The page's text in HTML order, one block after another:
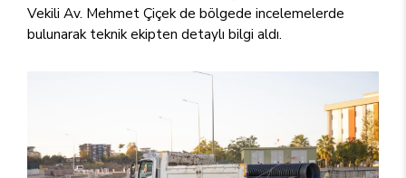
Vekili Av. Mehmet Çiçek de bölgede incelemelerde
bulunarak teknik ekipten detaylı bilgi aldı.